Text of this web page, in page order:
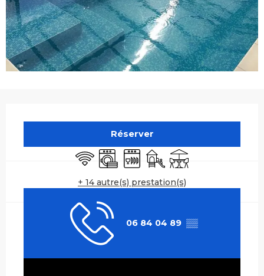
Réserver
WiFi Lave lingeLave vaisselle
Jeux pour enfants /
Terrasse
+ 14 autre(s) prestation(s)
06 84 04 89 ▒▒